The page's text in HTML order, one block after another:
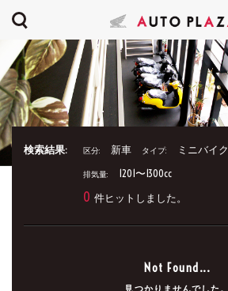
検索結果: 区分: 新車 タイプ: ミニバイク
排気量: 1201〜1300cc
0 件ヒットしました。
Not Found...
見つかりませんでした。